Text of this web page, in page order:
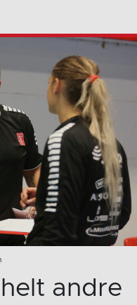
andre